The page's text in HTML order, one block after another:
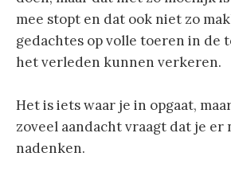
mee stopt en dat ook niet zo
gedachtes op volle toeren in de
het verleden kunnen verkeren.
Het is iets waar je in opgaat,
zoveel aandacht vraagt dat je er
nadenken.